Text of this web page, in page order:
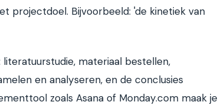
projectdoel. Bijvoorbeeld: 'de kinetiek van
materiaal bestellen,
en analyseren, en de conclusies
zoals Asana of Monday.com maak je